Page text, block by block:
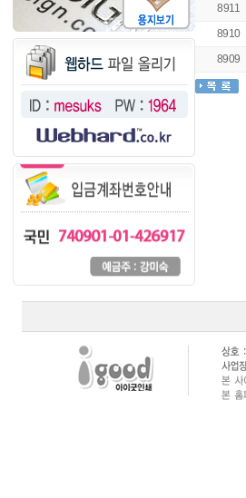
8911
8910
8909